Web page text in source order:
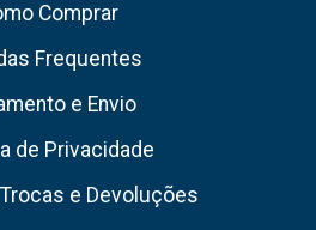
Comprar
Frequentes
e Envio
de Privacidade
e Devoluções